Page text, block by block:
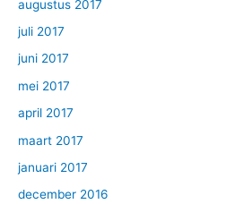
augustus 2017
juli 2017
juni 2017
mei 2017
april 2017
maart 2017
januari 2017
december 2016